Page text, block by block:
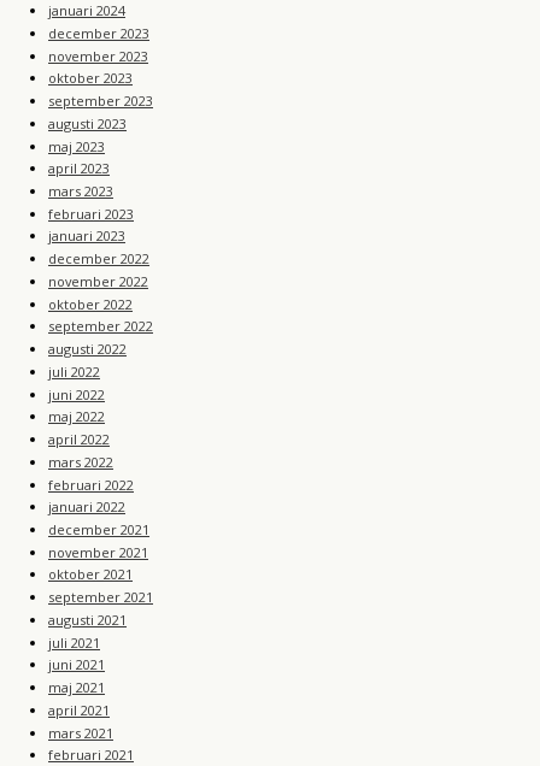
januari 2024
december 2023
november 2023
oktober 2023
september 2023
augusti 2023
maj 2023
april 2023
mars 2023
februari 2023
januari 2023
december 2022
november 2022
oktober 2022
september 2022
augusti 2022
juli 2022
juni 2022
maj 2022
april 2022
mars 2022
februari 2022
januari 2022
december 2021
november 2021
oktober 2021
september 2021
augusti 2021
juli 2021
juni 2021
maj 2021
april 2021
mars 2021
februari 2021